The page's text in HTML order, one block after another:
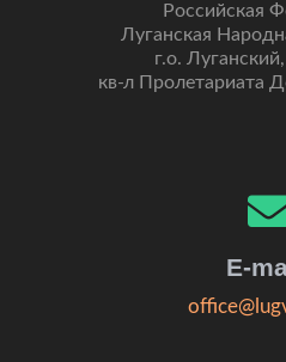
Российская
Луганская
г.о.
кв-л Пролетариата
E-